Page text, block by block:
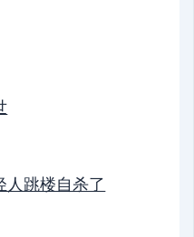
人跳楼自杀了